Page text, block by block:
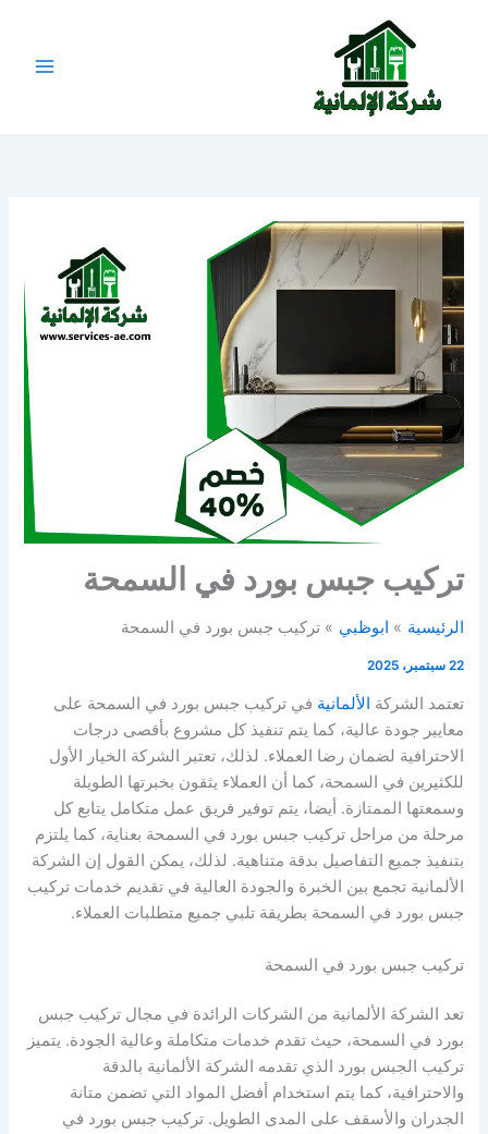
تركيب جبس بورد في السمحة
الرئيسية ابوظبي تركيب جبس بورد في السمحة
22 سبتمبر، 2025
تعتمد الشركة الألمانية في تركيب جبس بورد في السمحة على
معايير جودة عالية، كما يتم تنفيذ كل مشروع بأقصى درجات
الاحترافية لضمان رضا العملاء. لذلك، تعتبر الشركة الخيار الأول
للكثيرين في السمحة، كما أن العملاء يثقون بخبرتها الطويلة
وسمعتها الممتازة. أيضا، يتم توفير فريق عمل متكامل يتابع كل
مرحلة من مراحل تركيب جبس بورد في السمحة بعناية، كما يلتزم
بتنفيذ جميع التفاصيل بدقة متناهية. لذلك، يمكن القول إن الشركة
الألمانية تجمع بين الخبرة والجودة العالية في تقديم خدمات تركيب
جبس بورد في السمحة بطريقة تلبي جميع متطلبات العملاء.
تركيب جبس بورد في السمحة
تعد الشركة الألمانية من الشركات الرائدة في مجال تركيب جبس
بورد في السمحة، حيث تقدم خدمات متكاملة وعالية الجودة. يتميز
تركيب الجبس بورد الذي تقدمه الشركة الألمانية بالدقة
والاحترافية، كما يتم استخدام أفضل المواد التي تضمن متانة
الجدران والأسقف على المدى الطويل. تركيب جبس بورد في